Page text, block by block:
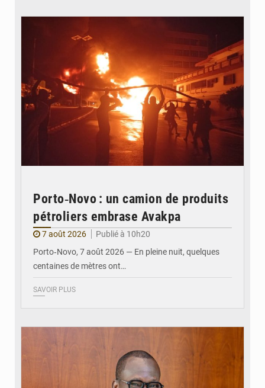
Porto‑Novo : un camion de produits
pétroliers embrase Avakpa
7 août 2026
Publié à 10h20
Porto‑Novo, 7 août 2026 — En pleine nuit, quelques
centaines de mètres ont…
SAVOIR PLUS